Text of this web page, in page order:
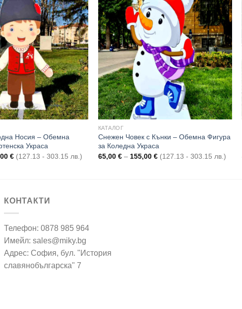
Add to
wishlist
Носия – Обемна
Украса
€Price
range:
(127.13 - 303.15 лв.)
Add to
wishlist
КАТАЛОГ
Снежен Човек с Кънки – Обемна Фигура
за Коледна Украса
65,00 € – 155,00 €Price
range:
(127.13 - 303.15 лв.)
КОНТАКТИ
Телефон: 0878 985 964
Имейл: sales@miky.bg
Адрес: София, бул. "История
славянобългарска" 7